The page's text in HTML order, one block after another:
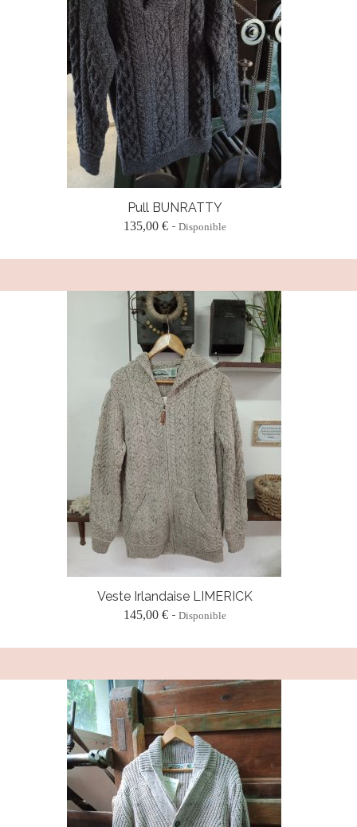
Pull BUNRATTY
135,00 € Disponible
Veste Irlandaise LIMERICK
145,00 € Disponible